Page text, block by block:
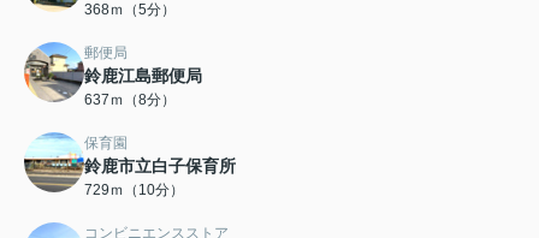
368ｍ（5分）
郵便局
鈴鹿江島郵便局
637ｍ（8分）
保育園
鈴鹿市立白子保育所
729ｍ（10分）
コンビニエンスストア